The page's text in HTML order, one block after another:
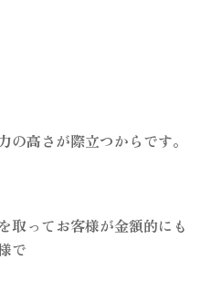
高さが際立つからです。
取ってお客様が金額的にも
で